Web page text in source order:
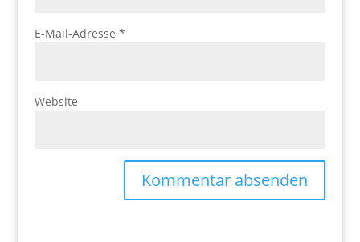
E-Mail-Adresse *
Website